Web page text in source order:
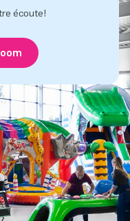
écoute!